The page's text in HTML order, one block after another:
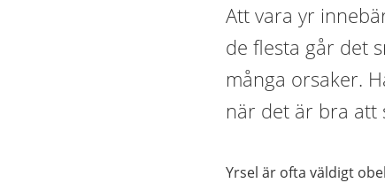
Att vara yr
de flesta går det
många orsaker.
när det är bra att
Yrsel är ofta väldigt